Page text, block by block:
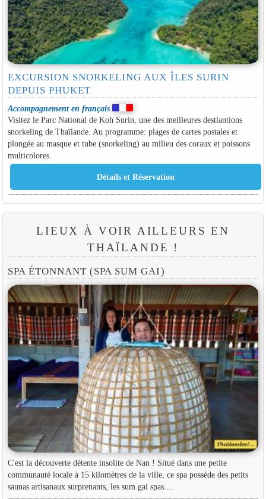
EXCURSION SNORKELING AUX ÎLES SURIN
DEPUIS PHUKET
Accompagnement en français
Visitez le Parc National de Koh Surin, une des meilleures destiantions
snorkeling de Thaïlande. Au programme: plages de cartes postales et
plongée au masque et tube (snorkeling) au milieu des coraux et poissons
multicolores.
LIEUX À VOIR AILLEURS EN
THAÏLANDE !
SPA ÉTONNANT (SPA SUM GAI)
C'est la découverte détente insolite de Nan ! Situé dans une petite
communauté locale à 15 kilomètres de la ville, ce spa possède des petits
saunas artisanaux surprenants, les sum gai spas....